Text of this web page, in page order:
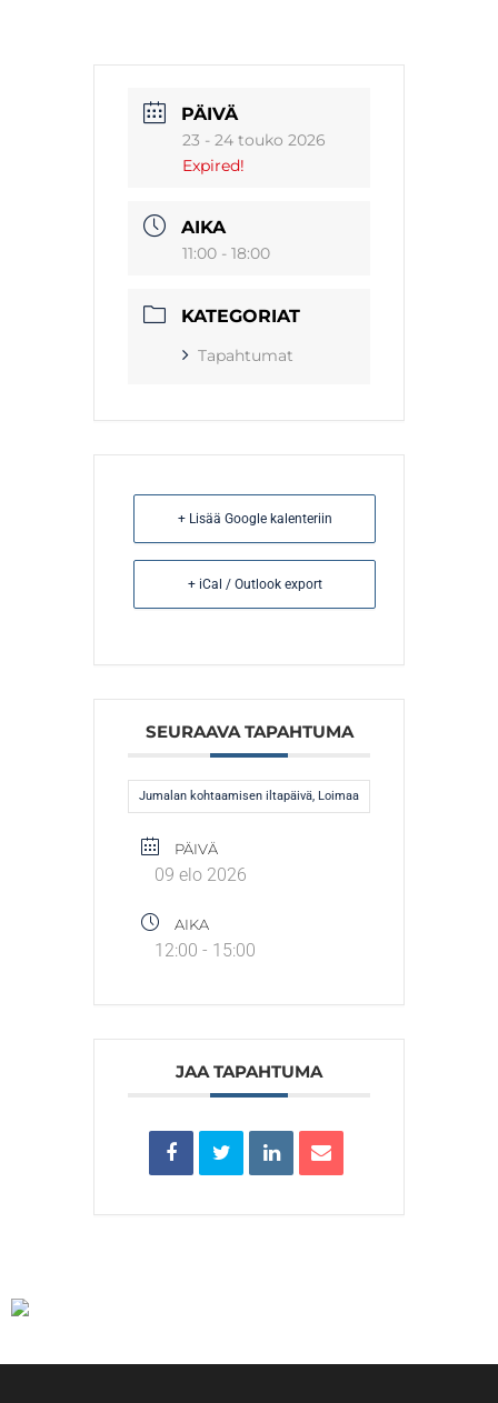
PÄIVÄ
23 - 24 touko 2026
Expired!
AIKA
11:00 - 18:00
KATEGORIAT
Tapahtumat
+ Lisää Google kalenteriin
+ iCal / Outlook export
SEURAAVA TAPAHTUMA
Jumalan kohtaamisen iltapäivä, Loimaa
PÄIVÄ
09 elo 2026
AIKA
12:00 - 15:00
JAA TAPAHTUMA